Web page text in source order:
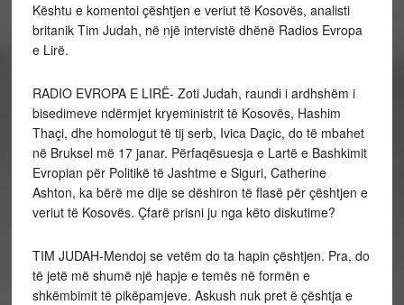
Kështu e komentoi çështjen e veriut të Kosovës, analisti
britanik Tim Judah, në një intervistë dhënë Radios Evropa
e Lirë.
RADIO EVROPA E LIRË- Zoti Judah, raundi i ardhshëm i
bisedimeve ndërmjet kryeministrit të Kosovës, Hashim
Thaçi, dhe homologut të tij serb, Ivica Daçic, do të mbahet
në Bruksel më 17 janar. Përfaqësuesja e Lartë e Bashkimit
Evropian për Politikë të Jashtme e Siguri, Catherine
Ashton, ka bërë me dije se dëshiron të flasë për çështjen e
veriut të Kosovës. Çfarë prisni ju nga këto diskutime?
TIM JUDAH-Mendoj se vetëm do ta hapin çështjen. Pra, do
të jetë më shumë një hapje e temës në formën e
shkëmbimit të pikëpamjeve. Askush nuk pret ë çështja e